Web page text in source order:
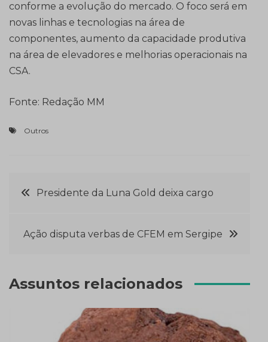
conforme a evolução do mercado. O foco será em
novas linhas e tecnologias na área de
componentes, aumento da capacidade produtiva
na área de elevadores e melhorias operacionais na
CSA.
Fonte: Redação MM
Outros
Navegação
Presidente da Luna Gold deixa cargo
Ação disputa verbas de CFEM em Sergipe
Assuntos relacionados